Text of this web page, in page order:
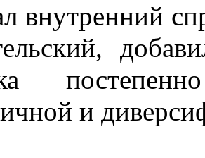
внутренний
и